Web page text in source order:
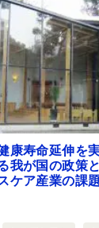
康寿命延伸を
我が国の政策
ケア産業の課題